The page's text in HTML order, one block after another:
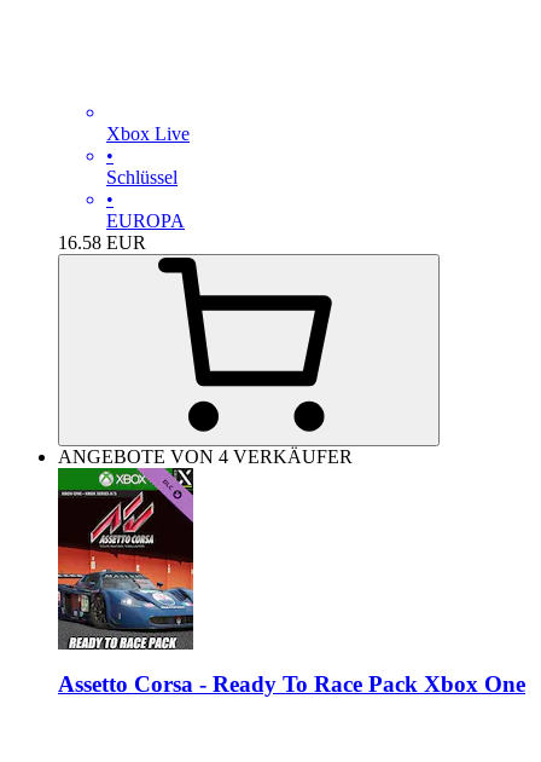
Xbox Live
•
Schlüssel
•
EUROPA
16.58 EUR
ANGEBOTE VON 4 VERKÄUFER
Assetto Corsa - Ready To Race Pack Xbox One